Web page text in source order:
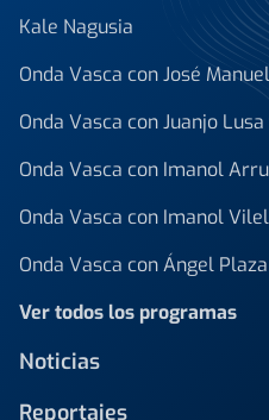
Kale Nagusia
Onda Vasca con José
Onda Vasca con Juanjo
Onda Vasca con Imanol
Onda Vasca con Imanol
Onda Vasca con Ángel Plaza
Ver todos los programas
Noticias
Reportajes